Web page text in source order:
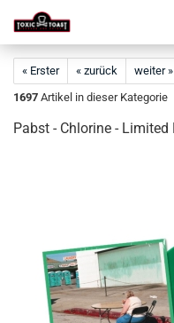
« Erster « zurück weiter »
1697 Artikel in dieser Kategorie
Pabst - Chlorine - Limited